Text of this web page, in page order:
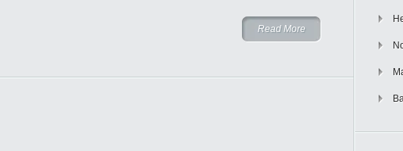
Read More